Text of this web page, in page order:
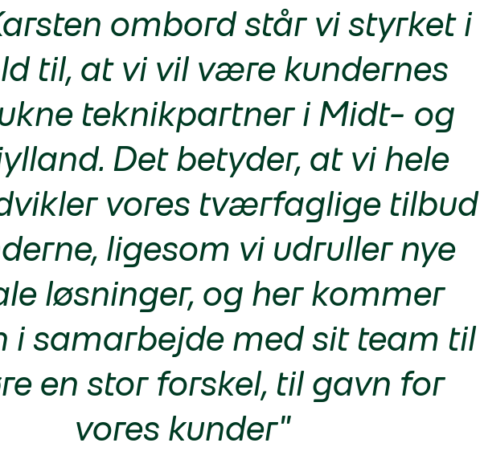
ombord står vi styrket i
til, at vi vil være kundernes
teknikpartner i Midt- og
Det betyder, at vi hele
vores tværfaglige tilbud
ligesom vi udruller nye
løsninger, og her kommer
i samarbejde med sit team til
en stor forskel, til gavn for
vores kunder"